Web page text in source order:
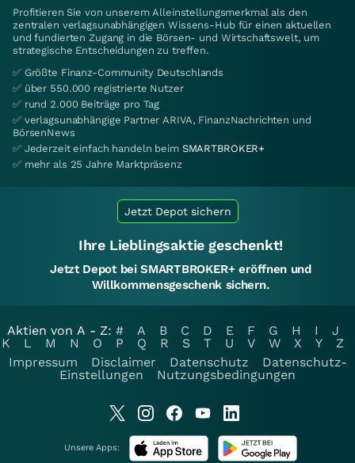
Profitieren Sie von unserem Alleinstellungsmerkmal als den
zentralen verlagsunabhängigen Wissens-Hub für einen aktuellen
und fundierten Zugang in die Börsen- und Wirtschaftswelt, um
strategische Entscheidungen zu treffen.
✅ Größte Finanz-Community Deutschlands
✅ über 550.000 registrierte Nutzer
✅ rund 2.000 Beiträge pro Tag
✅ verlagsunabhängige Partner ARIVA, FinanzNachrichten und
BörsenNews
✅ Jederzeit einfach handeln beim SMARTBROKER+
✅ mehr als 25 Jahre Marktpräsenz
Jetzt Depot sichern
Ihre Lieblingsaktie geschenkt!
Jetzt Depot bei SMARTBROKER+ eröffnen und
Willkommensgeschenk sichern.
Aktien von A - Z: # A B C D E F G H I
J
K
L M N O P Q R S T U V W X Y
Z
Impressum
Disclaimer Datenschutz
Datenschutz-
Einstellungen
Nutzungsbedingungen
Unsere Apps: